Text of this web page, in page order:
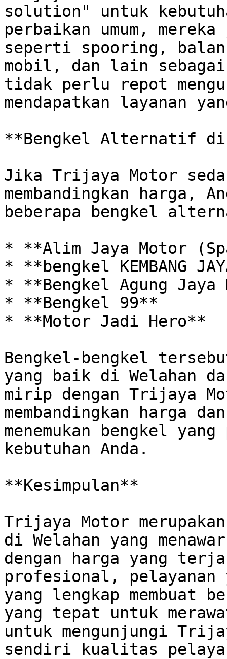
solution" untuk
perbaikan umum,
seperti spooring,
mobil, dan lain
tidak perlu repot
mendapatkan layanan
**Bengkel Alternatif di
Jika Trijaya Motor
membandingkan harga,
beberapa bengkel
* **Alim Jaya Motor
* **bengkel KEMBANG
* **Bengkel Agung Jaya
* **Bengkel 99**
* **Motor Jadi Hero**
Bengkel-bengkel
yang baik di Welahan
mirip dengan Trijaya
membandingkan harga
menemukan bengkel
kebutuhan Anda.
**Kesimpulan**
Trijaya Motor
di Welahan yang
dengan harga yang
profesional,
yang lengkap
yang tepat untuk
untuk mengunjungi
sendiri kualitas